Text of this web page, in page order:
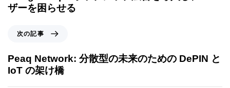
ザーを困らせる
次の記事
Peaq Network: 分散型の未来のための DePIN と
IoT の架け橋